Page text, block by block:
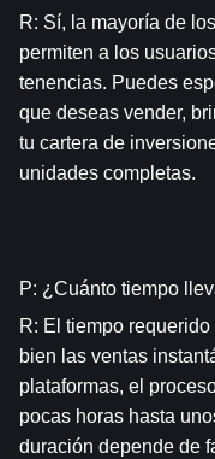
R: Sí, la mayoría de
permiten a los
tenencias. Puedes
que deseas vender,
tu cartera de
unidades completas.
P: ¿Cuánto tiempo
R: El tiempo
bien las ventas
plataformas, el
pocas horas hasta
duración depende de